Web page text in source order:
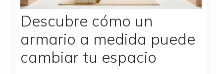
Descubre cómo un
armario a medida puede
cambiar tu espacio